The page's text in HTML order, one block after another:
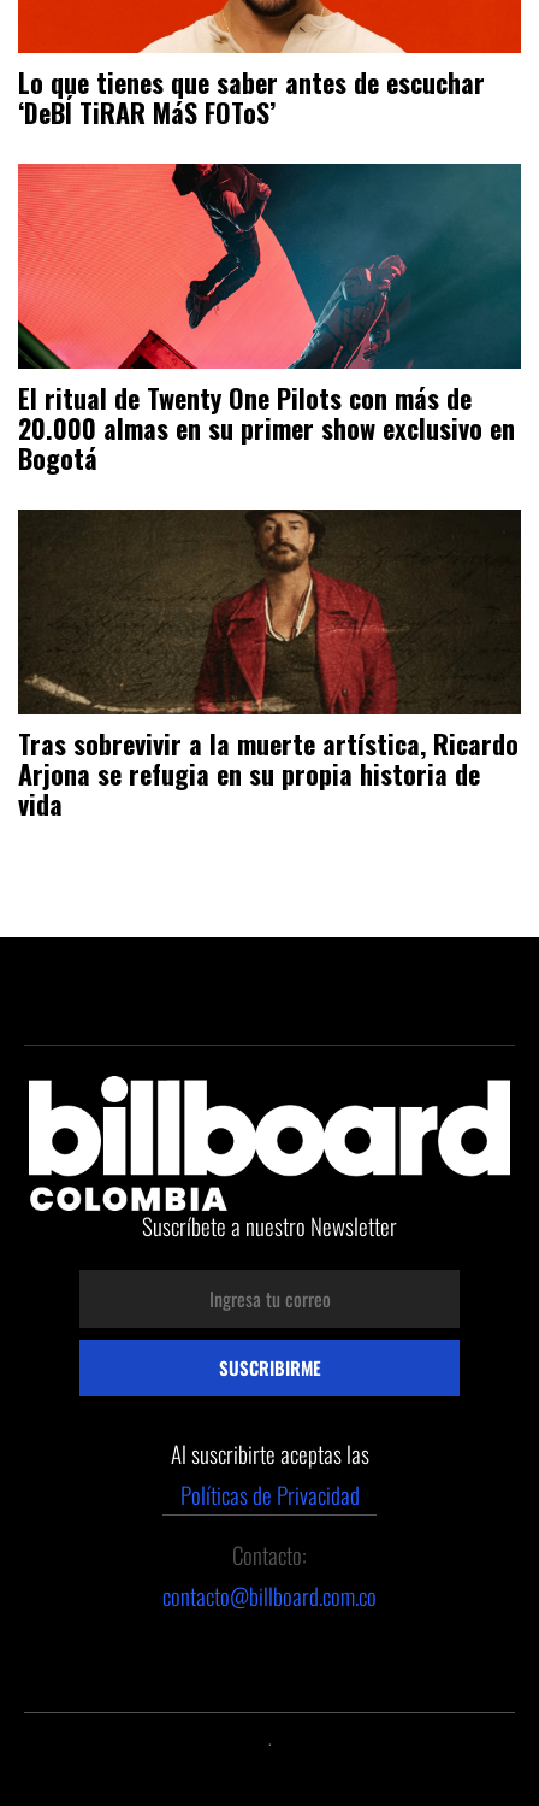
Lo que tienes que saber antes de escuchar
‘DeBÍ TiRAR MáS FOToS’
El ritual de Twenty One Pilots con más de
20.000 almas en su primer show exclusivo en
Bogotá
Tras sobrevivir a la muerte artística, Ricardo
Arjona se refugia en su propia historia de
vida
Suscríbete a nuestro Newsletter
Al suscribirte aceptas las
Políticas de Privacidad
Contacto:
contacto@billboard.com.co
.